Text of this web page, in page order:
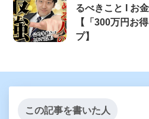
るべきこと Ι お
【「300万円お
プ】
この記事を書いた人